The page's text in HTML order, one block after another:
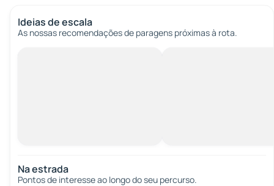
Ideias de escala
As nossas recomendações de paragens próximas à rota.
Na estrada
Pontos de interesse ao longo do seu percurso.